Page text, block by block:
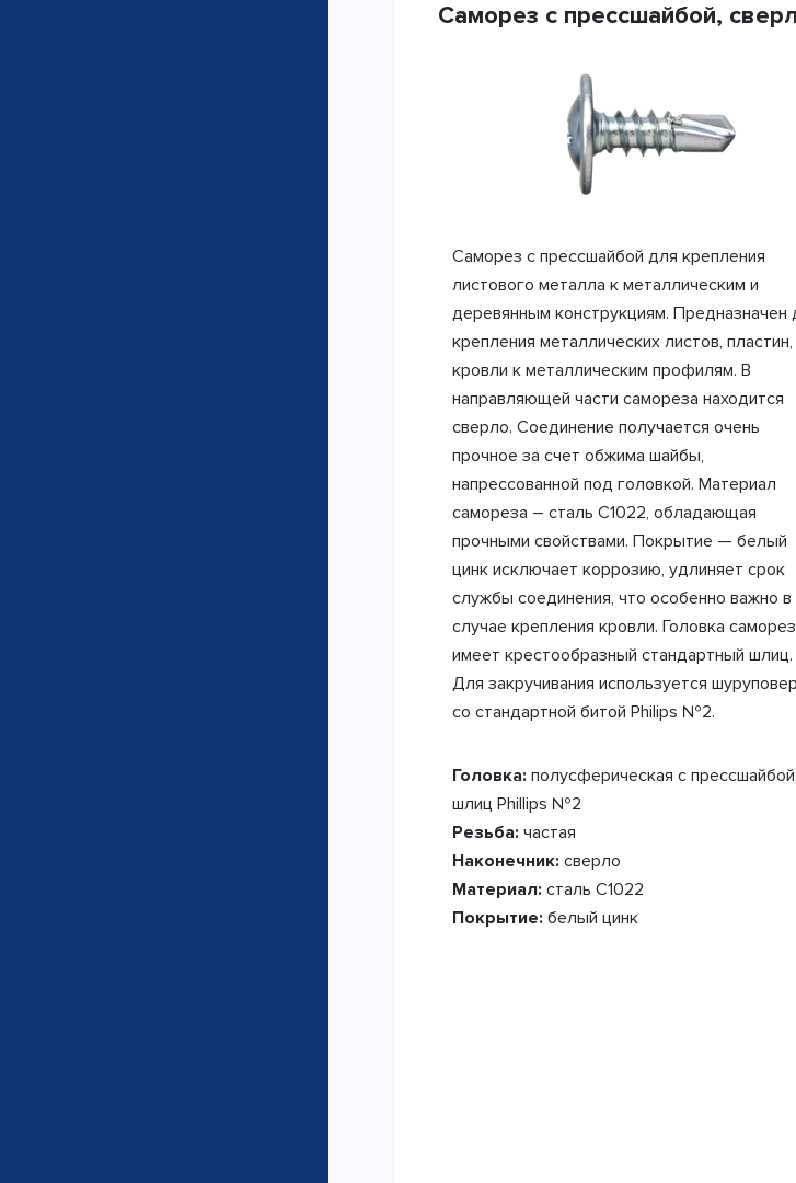
Саморез с прессшайбой,
Саморез с прессшайбой для крепления
листового металла к металлическим и
деревянным конструкциям. Предназначен
крепления металлических листов, пластин,
кровли к металлическим профилям. В
направляющей части самореза находится
сверло. Соединение получается очень
прочное за счет обжима шайбы,
напрессованной под головкой. Материал
самореза – сталь С1022, обладающая
прочными свойствами. Покрытие — белый
цинк исключает коррозию, удлиняет срок
службы соединения, что особенно важно в
случае крепления кровли. Головка
имеет крестообразный стандартный шлиц.
Для закручивания используется
со стандартной битой Philips №2.
Головка: полусферическая с прессшайбой,
шлиц Phillips №2
Резьба: частая
Наконечник: сверло
Материал: сталь С1022
Покрытие: белый цинк